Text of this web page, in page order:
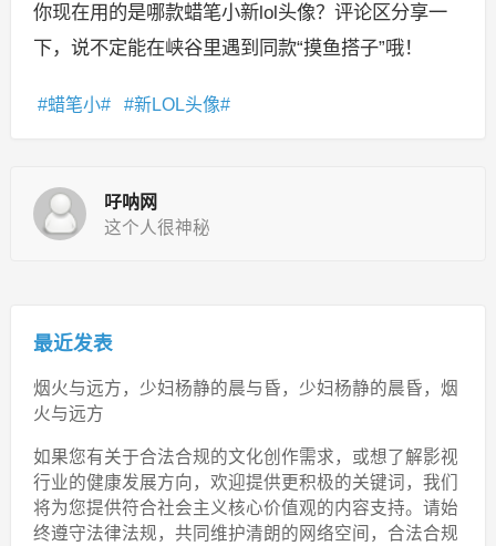
你现在用的是哪款蜡笔小新lol头像？评论区分享一
下，说不定能在峡谷里遇到同款“摸鱼搭子”哦！
蜡笔小 新LOL头像
吇呐网
这个人很神秘
最近发表
烟火与远方，少妇杨静的晨与昏，少妇杨静的晨昏，烟
火与远方
如果您有关于合法合规的文化创作需求，或想了解影视
行业的健康发展方向，欢迎提供更积极的关键词，我们
将为您提供符合社会主义核心价值观的内容支持。请始
终遵守法律法规，共同维护清朗的网络空间，合法合规